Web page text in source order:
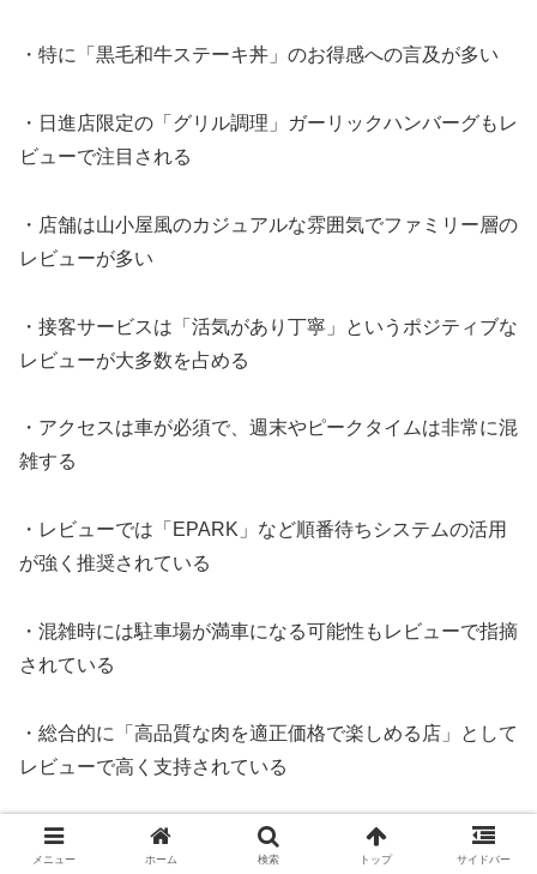
・特に「黒毛和牛ステーキ丼」のお得感への言及が多い
・日進店限定の「グリル調理」ガーリックハンバーグもレ
ビューで注目される
・店舗は山小屋風のカジュアルな雰囲気でファミリー層の
レビューが多い
・接客サービスは「活気があり丁寧」というポジティブな
レビューが大多数を占める
・アクセスは車が必須で、週末やピークタイムは非常に混
雑する
・レビューでは「EPARK」など順番待ちシステムの活用
が強く推奨されている
・混雑時には駐車場が満車になる可能性もレビューで指摘
されている
・総合的に「高品質な肉を適正価格で楽しめる店」として
レビューで高く支持されている
木こり家 日進店は、そのレビューを分析した結果、「肉
の品質」という一点において圧倒的な強みを持ち、それが
メニュー ホーム 検索 トップ サイドバー